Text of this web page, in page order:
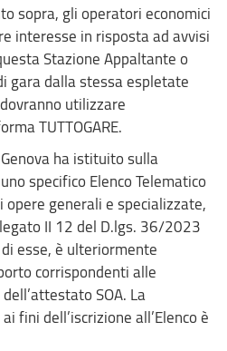
sopra, gli operatori economici
interesse in risposta ad avvisi
Stazione Appaltante o
gara dalla stessa espletate
utilizzare
TUTTOGARE.
ha istituito sulla
specifico Elenco Telematico
generali e specializzate,
II 12 del D.lgs. 36/2023
esse, è ulteriormente
corrispondenti alle
SOA. La
fini dell’iscrizione all’Elenco è